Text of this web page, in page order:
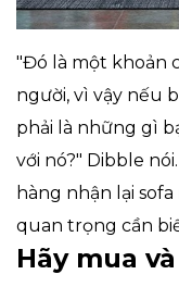
"Đó là một khoản
người, vì vậy nếu
phải là những gì
với nó?" Dibble
hàng nhận lại
quan trọng cần
Hãy mua